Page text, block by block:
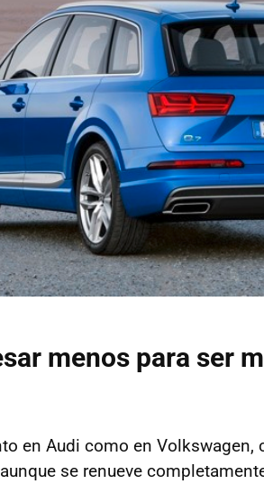
menos para ser
en Audi como en Volkswagen,
se renueve